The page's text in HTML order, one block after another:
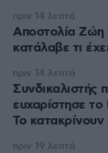
Αποστολία Ζώη
κατάλαβε τι
πριν 14 λεπτά
Συνδικαλιστής
ευχαρίστησε
Το κατακρίνουν
πριν 14 λεπτά
πριν 19 λεπτά